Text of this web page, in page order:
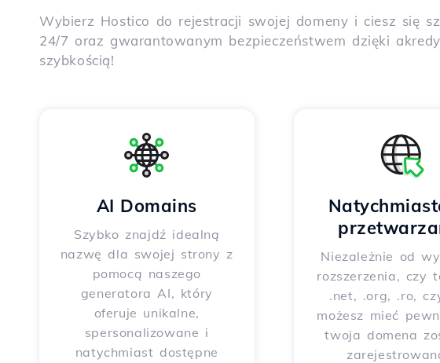
Wybierz Hostico do rejestracji swojej domeny i ciesz się
24/7 oraz gwarantowanym bezpieczeństwem dzięki
szybkością!
AI Domains
Szybko znajdź idealną
nazwę dla swojej strony z
pomocą naszego
generatora AI, który
oferuje unikalne,
spersonalizowane i
natychmiast dostępne
Niezależnie od
rozszerzenia, czy
.net, .org, .ro,
możesz mieć
twoja domena